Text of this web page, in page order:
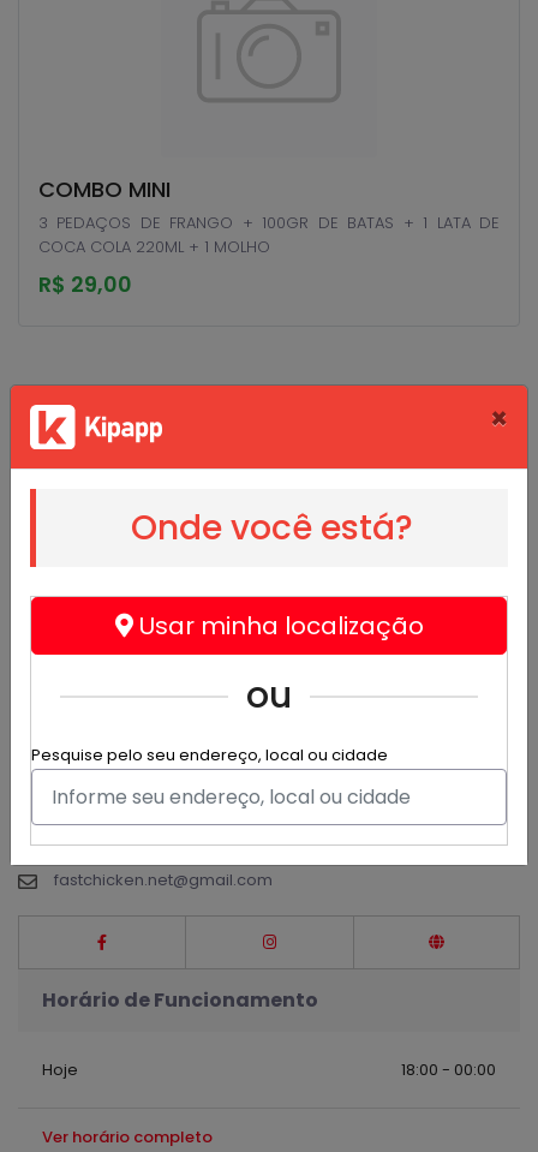
×
Onde você está?
Usar minha localização
ou
Pesquise pelo seu endereço, local ou cidade
COMBO MINI
3 PEDAÇOS DE FRANGO + 100GR DE BATAS + 1 LATA DE
COCA COLA 220ML + 1 MOLHO
R$ 29,00
Fastchicken.Net
Alimentos e bebidas - Delivery
Somos um delivery especializado no frango frito crocante
no estilo americano como molhos e acompamentos
Estr. De Mogi Das Cruzes, 764 - São Paulo
(11) 3969-1513
(11) 98397-2521
fastchicken.net@gmail.com
Horário de Funcionamento
Hoje 18:00 - 00:00
Ver horário completo